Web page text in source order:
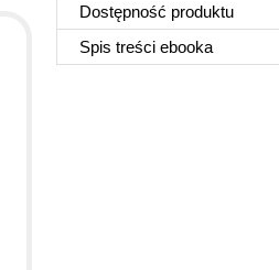
Dostępność produktu
Spis treści ebooka